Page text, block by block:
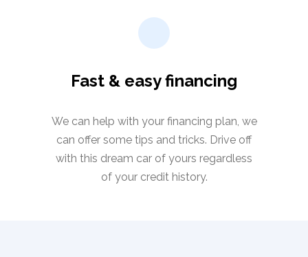
Fast & easy financing
We can help with your financing plan, we
can offer some tips and tricks. Drive off
with this dream car of yours regardless
of your credit history.